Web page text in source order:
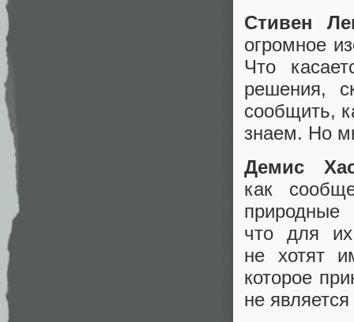
Стивен
огромное
Что
решения,
сообщить,
знаем. Но
Демис
как
что для
не хотят
которое
не